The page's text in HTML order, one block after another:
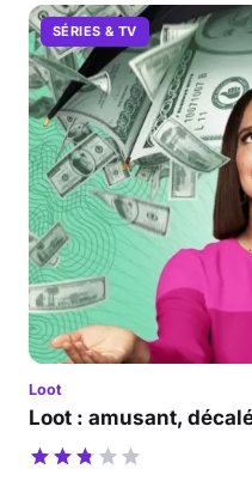
SÉRIES & TV
Loot
Loot : amusant,